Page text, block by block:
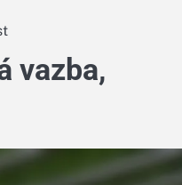
vazba,